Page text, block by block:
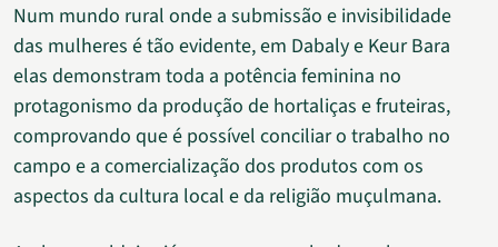
Num mundo rural onde a submissão e invisibilidade
das mulheres é tão evidente, em Dabaly e Keur Bara
elas demonstram toda a potência feminina no
protagonismo da produção de hortaliças e fruteiras,
comprovando que é possível conciliar o trabalho no
campo e a comercialização dos produtos com os
aspectos da cultura local e da religião muçulmana.